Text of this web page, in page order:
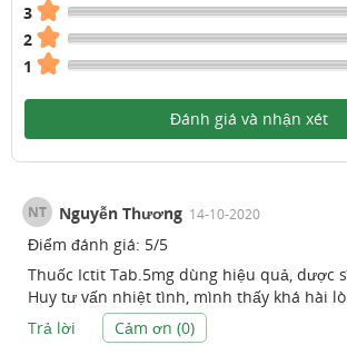
3
2
1
Đánh giá và nhận xét
NT Nguyễn Thương 14-10-2020
Điểm đánh giá: 5/5
Thuốc Ictit Tab.5mg dùng hiệu quả, dược
Huy tư vấn nhiệt tình, mình thấy khá hài
Trả lời
Cảm ơn (0)